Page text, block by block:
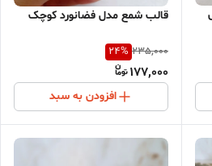
قالب شمع مدل فضانورد کوچک
235,000
24%
177,000
افزودن به سبد